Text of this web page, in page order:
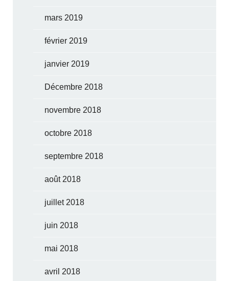
mars 2019
février 2019
janvier 2019
Décembre 2018
novembre 2018
octobre 2018
septembre 2018
août 2018
juillet 2018
juin 2018
mai 2018
avril 2018